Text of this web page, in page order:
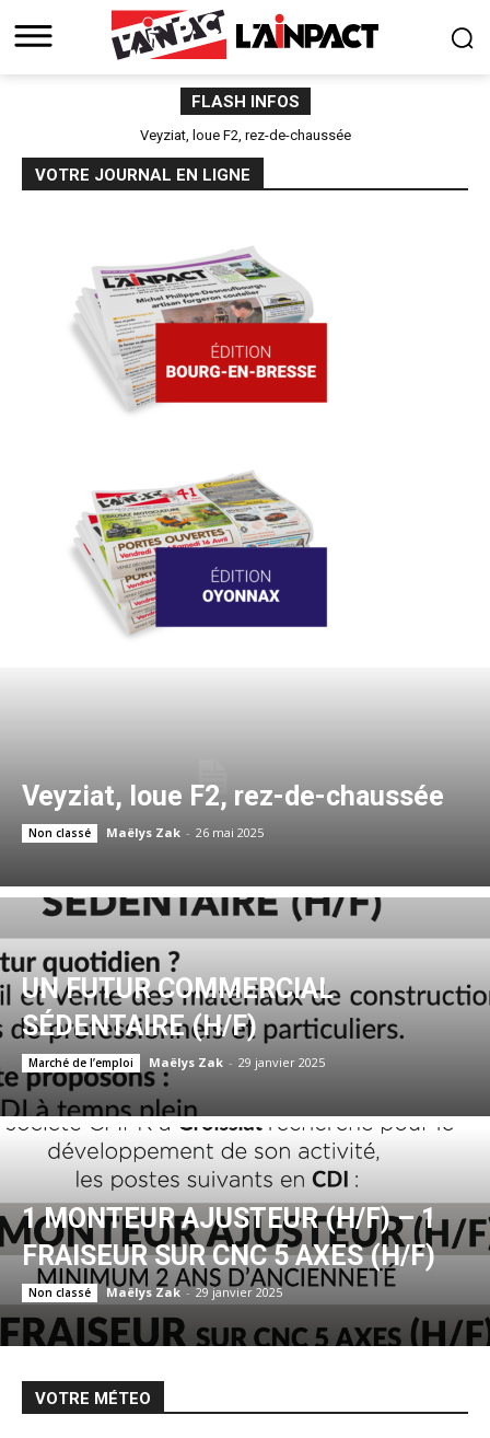
FLASH INFOS
Veyziat, loue F2, rez-de-chaussée
VOTRE JOURNAL EN LIGNE
Veyziat, loue F2, rez-de-chaussée
Non classé Maëlys Zak - 26 mai 2025
UN FUTUR COMMERCIAL
SÉDENTAIRE (H/F)
Marché de l’emploi Maëlys Zak - 29 janvier 2025
1 MONTEUR AJUSTEUR (H/F) – 1
FRAISEUR SUR CNC 5 AXES (H/F)
Non classé Maëlys Zak - 29 janvier 2025
VOTRE MÉTEO